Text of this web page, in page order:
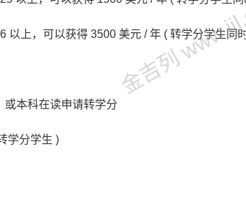
以上，可以获得 3500 美元 / 年 ( 转学分学生同
或本科在读申请转学分
学分学生 )
金吉列